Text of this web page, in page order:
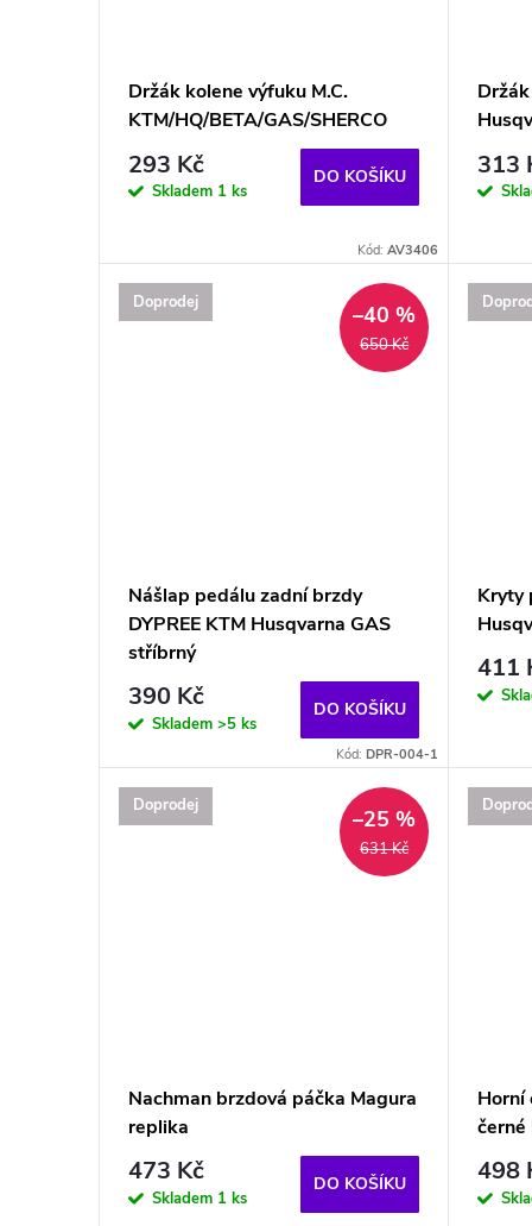
Držák kolene výfuku M.C.
KTM/HQ/BETA/GAS/SHERCO
293 Kč
Skladem 1 ks
DO KOŠÍKU
Kód:AV3406
313
Doprodej
650 Kč
–40 %
Nášlap pedálu zadní brzdy
DYPREE KTM Husqvarna GAS
stříbrný
390 Kč
Skladem >5 ks
DO KOŠÍKU
Kód:DPR-004-1
Kryty
411
Doprodej
631 Kč
–25 %
Nachman brzdová páčka Magura
replika
473 Kč
Skladem 1 ks
DO KOŠÍKU
Horní
498